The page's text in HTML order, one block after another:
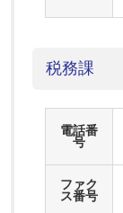
税務課
電話番
号
ファク
ス番号